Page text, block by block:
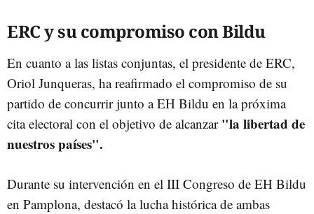
ERC y su compromiso con Bildu
En cuanto a las listas conjuntas, el presidente de ERC,
Oriol Junqueras, ha reafirmado el compromiso de su
partido de concurrir junto a EH Bildu en la próxima
cita electoral con el objetivo de alcanzar "la libertad de
nuestros países".
Durante su intervención en el III Congreso de EH Bildu
en Pamplona, destacó la lucha histórica de ambas